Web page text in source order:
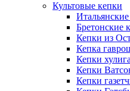
Культовые кепки
Бретонские
Кепки из
Кепка
Кепки
Кепки
Кепки